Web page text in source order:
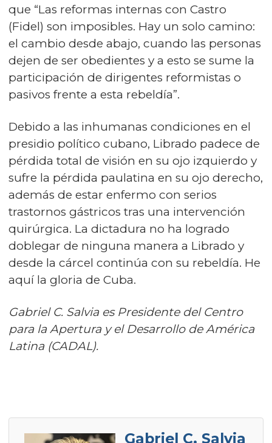
que “Las reformas internas con Castro
(Fidel) son imposibles. Hay un solo camino:
el cambio desde abajo, cuando las personas
dejen de ser obedientes y a esto se sume la
participación de dirigentes reformistas o
pasivos frente a esta rebeldía”.
Debido a las inhumanas condiciones en el
presidio político cubano, Librado padece de
pérdida total de visión en su ojo izquierdo y
sufre la pérdida paulatina en su ojo derecho,
además de estar enfermo con serios
trastornos gástricos tras una intervención
quirúrgica. La dictadura no ha logrado
doblegar de ninguna manera a Librado y
desde la cárcel continúa con su rebeldía. He
aquí la gloria de Cuba.
Gabriel C. Salvia es Presidente del Centro
para la Apertura y el Desarrollo de América
Latina (CADAL).
Gabriel C. Salvia